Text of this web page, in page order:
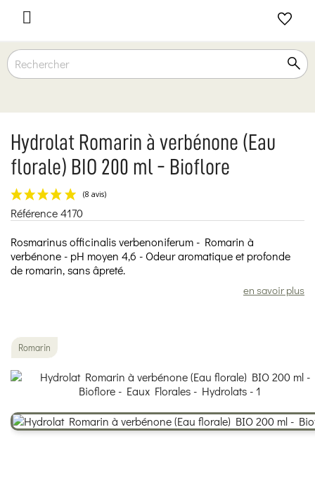

Hydrolat Romarin à verbénone (Eau
florale) BIO 200 ml - Bioflore
Référence4170
Rosmarinus officinalis verbenoniferum - Romarin à
verbénone - pH moyen 4,6 - Odeur aromatique et profonde
de romarin, sans âpreté.
en savoir plus
Romarin